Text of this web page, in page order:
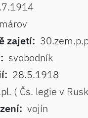
zajetí:
svobodník
28.5.1918
( Čs. legie v
vojín